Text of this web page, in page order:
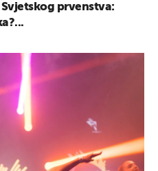
prvenstva: